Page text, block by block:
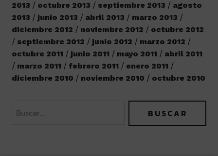
2013
octubre 2013 septiembre 2013
agosto
2013
junio 2013 abril 2013
marzo 2013
diciembre 2012
noviembre 2012
octubre 2012
septiembre 2012
junio 2012
marzo 2012
octubre 2011
junio 2011 mayo 2011
abril 2011
marzo 2011
febrero 2011
enero 2011
diciembre 2010
noviembre 2010 octubre 2010